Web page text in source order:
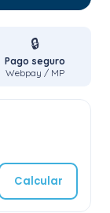
🔒
Pago seguro
Webpay / MP
Calcular